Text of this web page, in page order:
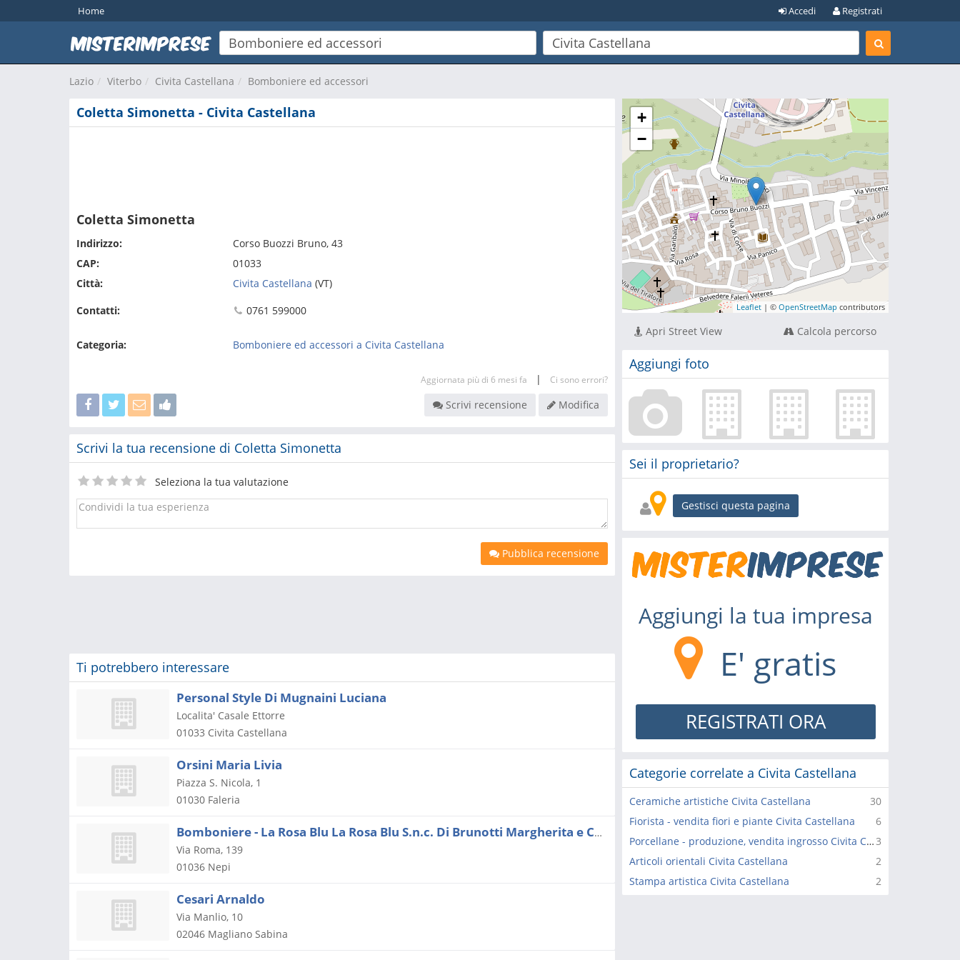
Home Registrati
Accedi
Lazio Viterbo Civita Castellana Bomboniere ed accessori
Coletta Simonetta - Civita Castellana
Coletta Simonetta
Indirizzo:
Corso Buozzi Bruno, 43
CAP:
01033
Città:
Civita Castellana (VT)
Contatti:
0761 599000
Categoria: Bomboniere ed accessori a Civita Castellana
Aggiornata più di 6 mesi fa | Ci sono errori?
Scrivi recensione Modifica
Scrivi la tua recensione di Coletta Simonetta
Seleziona la tua valutazione
Pubblica recensione
Ti potrebbero interessare
Personal Style Di Mugnaini Luciana
Localita' Casale Ettorre
01033 Civita Castellana
Orsini Maria Livia
Piazza S. Nicola, 1
01030 Faleria
Bomboniere - La Rosa Blu La Rosa Blu S.n.c. Di Brunotti Margherita e Cupelloni Stefania
Via Roma, 139
01036 Nepi
Cesari Arnaldo
Via Manlio, 10
02046 Magliano Sabina
+
−
Leaflet | ©OpenStreetMap contributors
Apri Street View Calcola percorso
Aggiungi foto
Sei il proprietario?
Gestisci questa pagina
Aggiungi la tua impresa
E' gratis
REGISTRATI ORA
Categorie correlate a Civita Castellana
30
Ceramiche artistiche Civita Castellana
6
Fiorista - vendita fiori e piante Civita Castellana
3
Porcellane - produzione, vendita ingrosso Civita Castellana
2
Articoli orientali Civita Castellana
2
Stampa artistica Civita Castellana